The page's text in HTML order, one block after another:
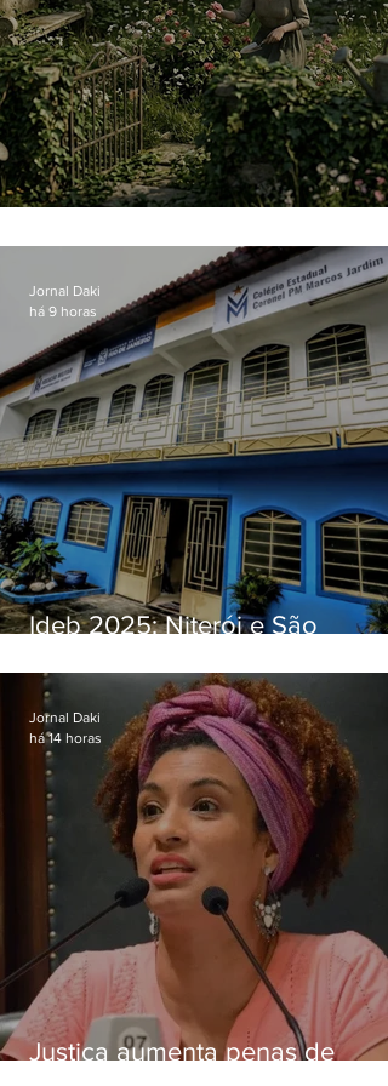
Ideb 2025: Niterói e São
distintos no ensino médio; veja
Jornal Daki
há 9 horas
Justiça aumenta penas de
Jornal Daki
há 14 horas